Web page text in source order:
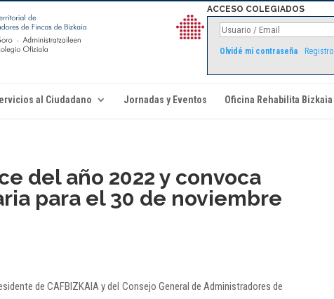
ACCESO COLEGIADOS
Olvidé mi contraseña Registro
al Ciudadano Jornadas y Eventos Oficina Rehabilita Bizkaia
del año 2022 y convoca
para el 30 de noviembre
de CAFBIZKAIA y del Consejo General de Administradores de